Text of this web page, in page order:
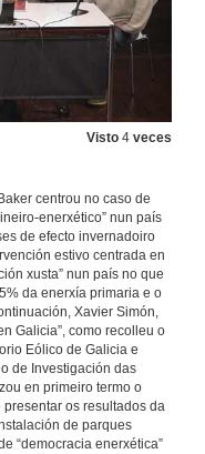
Visto 4 veces
centrou no caso de
enerxético” nun país
de efecto invernadoiro
estivo centrada en
xusta” nun país no que
da enerxía primaria e o
Xavier Simón,
Galicia”, como recolleu o
Eólico de Galicia e
de Investigación das
en primeiro termo o
presentar os resultados da
de parques
“democracia enerxética”